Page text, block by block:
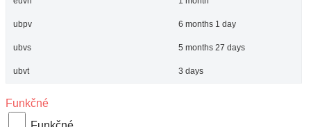
ubpv 6 months 1 day
ubvs 5 months 27 days
ubvt 3 days
Funkčné